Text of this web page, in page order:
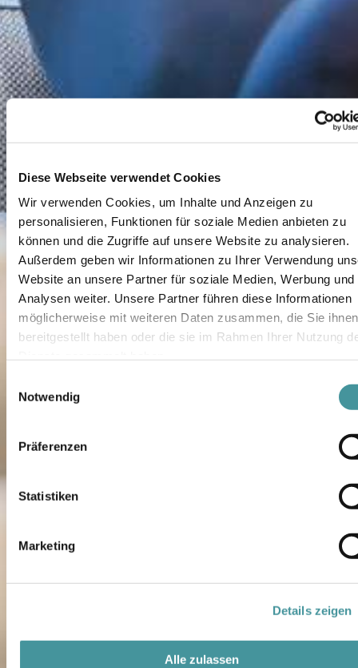
Diese Webseite verwendet Cookies
Wir verwenden Cookies, um Inhalte und Anzeigen zu
personalisieren, Funktionen für soziale Medien anbieten zu
können und die Zugriffe auf unsere Website zu analysieren.
Außerdem geben wir Informationen zu Ihrer Verwendung
Website an unsere Partner für soziale Medien, Werbung und
Analysen weiter. Unsere Partner führen diese Informationen
möglicherweise mit weiteren Daten zusammen, die Sie ihnen
bereitgestellt haben oder die sie im Rahmen Ihrer Nutzung
Notwendig
Präferenzen
Statistiken
Marketing
Details zeigen
Alle zulassen